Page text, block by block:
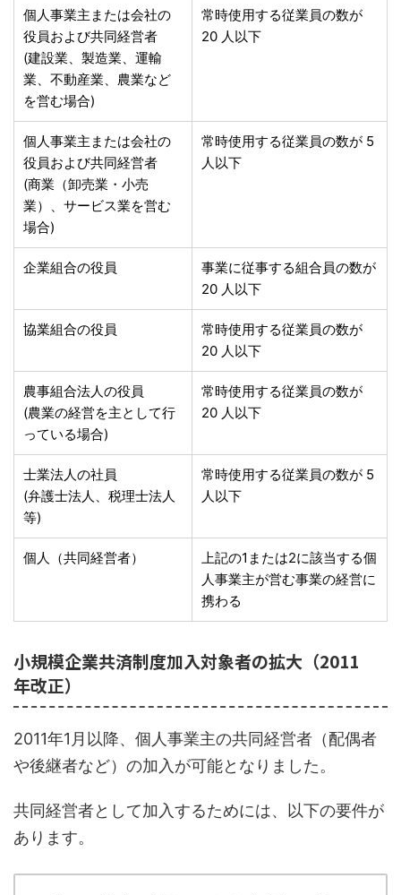
個人事業主または会社の
役員および共同経営者
(建設業、製造業、運輸
業、不動産業、農業など
を営む場合)
常時使用する従業員の数が
20 人以下
個人事業主または会社の
役員および共同経営者
(商業（卸売業・小売
業）、サービス業を営む
場合)
常時使用する従業員の数が 5
人以下
企業組合の役員
事業に従事する組合員の数が
20 人以下
協業組合の役員
常時使用する従業員の数が
20 人以下
農事組合法人の役員
(農業の経営を主として行
っている場合)
常時使用する従業員の数が
20 人以下
士業法人の社員
(弁護士法人、税理士法人
等)
常時使用する従業員の数が 5
人以下
個人（共同経営者）
上記の1または2に該当する個
人事業主が営む事業の経営に
携わる
小規模企業共済制度加入対象者の拡大（2011
年改正）
2011年1月以降、個人事業主の共同経営者（配偶者
や後継者など）の加入が可能となりました。
共同経営者として加入するためには、以下の要件が
あります。